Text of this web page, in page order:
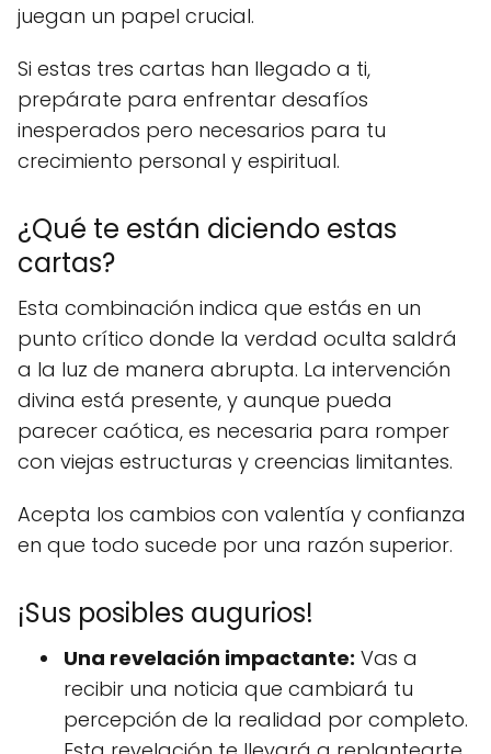
juegan un papel crucial.
Si estas tres cartas han llegado a ti,
prepárate para enfrentar desafíos
inesperados pero necesarios para tu
crecimiento personal y espiritual.
¿Qué te están diciendo estas
cartas?
Esta combinación indica que estás en un
punto crítico donde la verdad oculta saldrá
a la luz de manera abrupta. La intervención
divina está presente, y aunque pueda
parecer caótica, es necesaria para romper
con viejas estructuras y creencias limitantes.
Acepta los cambios con valentía y confianza
en que todo sucede por una razón superior.
¡Sus posibles augurios!
Una revelación impactante: Vas a
recibir una noticia que cambiará tu
percepción de la realidad por completo.